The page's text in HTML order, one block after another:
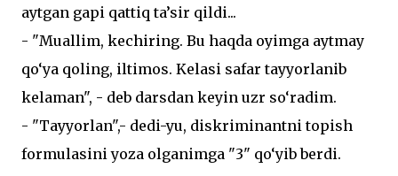
aytgan gapi qattiq ta’sir qildi...
- "Muallim, kechiring. Bu haqda oyimga aytmay
qo‘ya qoling, iltimos. Kelasi safar tayyorlanib
kelaman", - deb darsdan keyin uzr so‘radim.
- "Tayyorlan",- dedi-yu, diskriminantni topish
formulasini yoza olganimga "3" qo‘yib berdi.